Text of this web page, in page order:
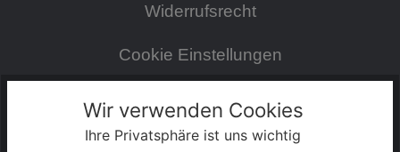
Widerrufsrecht
Cookie Einstellungen
Zahlung & Versand
0% Finanzierung
Wir verwenden Cookies
Ihre Privatsphäre ist uns wichtig